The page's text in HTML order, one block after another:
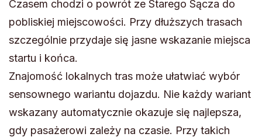
Czasem chodzi o powrót ze Starego Sącza do
pobliskiej miejscowości. Przy dłuższych trasach
szczególnie przydaje się jasne wskazanie miejsca
startu i końca.
Znajomość lokalnych tras może ułatwiać wybór
sensownego wariantu dojazdu. Nie każdy wariant
wskazany automatycznie okazuje się najlepsza,
gdy pasażerowi zależy na czasie. Przy takich